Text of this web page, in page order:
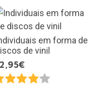
em forma de
de vinil